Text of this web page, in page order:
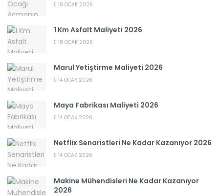
18 OCAK 2026
1 Km Asfalt Maliyeti 2026
18 OCAK 2026
Marul Yetiştirme Maliyeti 2026
14 OCAK 2026
Maya Fabrikası Maliyeti 2026
14 OCAK 2026
Netflix Senaristleri Ne Kadar Kazanıyor 2026
14 OCAK 2026
Makine Mühendisleri Ne Kadar Kazanıyor
2026